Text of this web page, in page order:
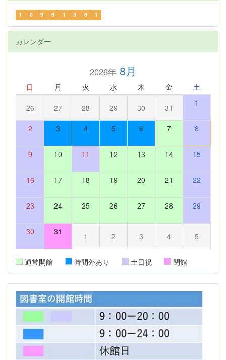
1 0 9 8 1 3 8 1
カレンダー
2026年8月
日 月 火 水 木 金 土
26 27 28 29 30 31 1
2 3 4 5 6 7 8
9 10 11 12 13 14 15
16 17 18 19 20 21 22
23 24 25 26 27 28 29
30 31 1 2 3 4 5
通常開館 時間外あり 土日祝 閉館